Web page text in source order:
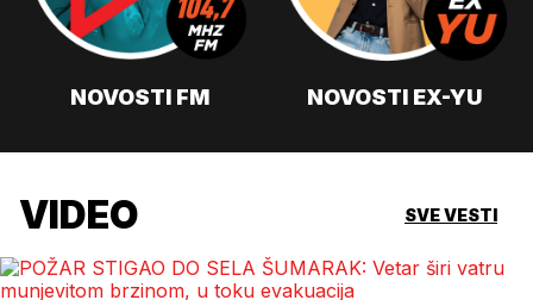
NOVOSTI FM NOVOSTI EX-YU
VIDEO SVE VESTI